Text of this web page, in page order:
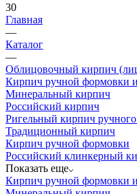
30
Главная
—
Каталог
—
Облицовочный кирпич
Кирпич ручной формовки
Минеральный кирпич
Российский кирпич
Ригельный кирпич
Традиционный кирпич
Кирпич ручной формовки
Российский клинкерный
Показать еще
Кирпич ручной формовки